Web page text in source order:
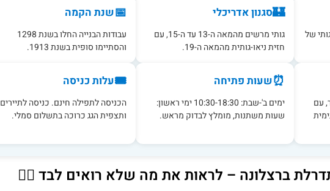
של
🏰סגנון אדריכלי
גותי מרשים מהמאה ה-13 עד ה-15, עם
חזית ניאו-גותית מהמאה ה-19.
📅שנת הקמה
עבודות הבנייה החלו בשנת 1298
והסתיימו סופית בשנת 1913.
עם
⏰שעות פתיחה
ימים ב'-שבת: 10:30-18:30 ימי ראשון:
שעות משתנות, מומלץ לבדוק מראש.
🎟️עלות כניסה
הכניסה לתפילה חינם. כניסה לתיירים
ותצפית הגג כרוכה בתשלום סמלי.
ברצלונה – לראות את מה שלא רואים לבד 🚶‍♂️